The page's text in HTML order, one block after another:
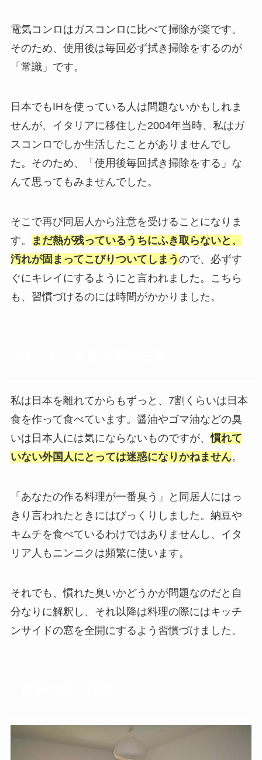
電気コンロはガスコンロに比べて掃除が楽です。
そのため、使用後は毎回必ず拭き掃除をするのが
「常識」です。
日本でもIHを使っている人は問題ないかもしれま
せんが、イタリアに移住した2004年当時、私はガ
スコンロでしか生活したことがありませんでし
た。そのため、「使用後毎回拭き掃除をする」な
んて思ってもみませんでした。
そこで再び同居人から注意を受けることになりま
す。
まだ熱が残っているうちにふき取らないと、
汚れが固まってこびりついてしまう ので、必ずす
ぐにキレイにするようにと言われました。こちら
も、習慣づけるのには時間がかかりました。
私は日本を離れてからもずっと、7割くらいは日本
食を作って食べています。醤油やゴマ油などの臭
いは日本人には気にならないものですが、慣れて
いない外国人にとっては迷惑になりかねません。
「あなたの作る料理が一番臭う」と同居人にはっ
きり言われたときにはびっくりしました。納豆や
キムチを食べているわけではありませんし、イタ
リア人もニンニクは頻繁に使います。
それでも、慣れた臭いかどうかが問題なのだと自
分なりに解釈し、それ以降は料理の際にはキッチ
ンサイドの窓を全開にするよう習慣づけました。